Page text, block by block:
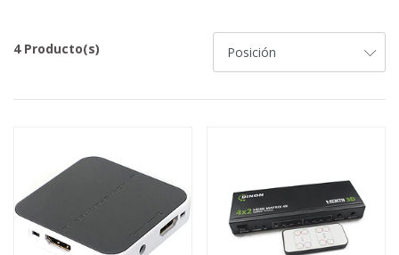
4 Producto(s)